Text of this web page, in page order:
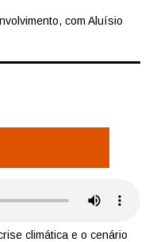
com Aluísio
climática e o cenário